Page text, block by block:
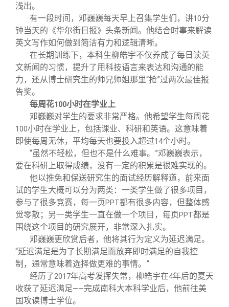
浅出。
有一段时间，邓巍巍每天早上召集学生们，讲10分
钟当天的《华尔街日报》头条新闻。他结合时事来解读
英文写作如何做到简洁有力和逻辑清晰。
在长期训练下，本科生柳皓宇不仅养成了每日读英
文新闻的习惯，提升了用科技语言来表达和沟通的能
力，还从博士研究生的师兄师姐那里“抢”过两次最佳报
告奖。
每周花100小时在学业上
邓巍巍对学生的要求非常严格。他希望学生每周花
100小时在学业上，包括课业、科研和英语。这意味着
即使每周无休，平均每天也要投入超过14个小时。
“虽然不轻松，但也不是什么难事。”邓巍巍表示，
要在科研上取得成绩，没有一定的积累是很难实现的。
他以推免和保送研究生的面试经历解释道，前来面
试的学生大概可以分为两类：一类学生做了很多项目，
参与了很多竞赛，每一页PPT都有很多内容，但整体感
觉零散；另一类学生一直在做一个项目，每页PPT都是
围绕这个项目的研究展开，非常深入扎实。
邓巍巍更欣赏后者，他将其行为定义为延迟满足。
“延迟满足是为了长期满足而放弃即时满足的自我控
制，通常意味着选择做更难的事情。”
经历了2017年高考发挥失常，柳皓宇在4年后的夏天
收获了延迟满足——完成南科大本科学业后，他前往美
国攻读博士学位。